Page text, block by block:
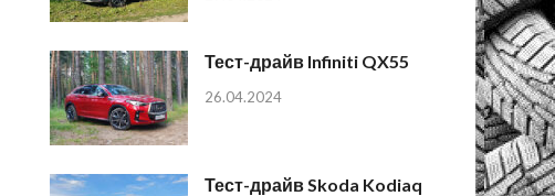
Тест-драйв Infiniti QX55
26.04.2024
Тест-драйв Skoda Kodiaq